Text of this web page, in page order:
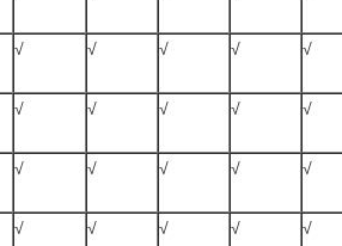
√ √ √ √ √
√ √ √ √ √
√ √ √ √ √
√ √ √ √ √